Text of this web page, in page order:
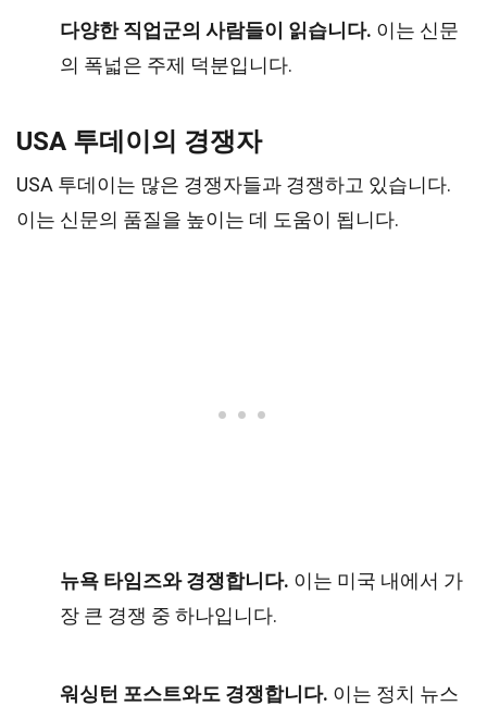
다양한 직업군의 사람들이 읽습니다. 이는 신문
의 폭넓은 주제 덕분입니다.
USA 투데이의 경쟁자
USA 투데이는 많은 경쟁자들과 경쟁하고 있습니다.
이는 신문의 품질을 높이는 데 도움이 됩니다.
뉴욕 타임즈와 경쟁합니다. 이는 미국 내에서 가
장 큰 경쟁 중 하나입니다.
워싱턴 포스트와도 경쟁합니다. 이는 정치 뉴스